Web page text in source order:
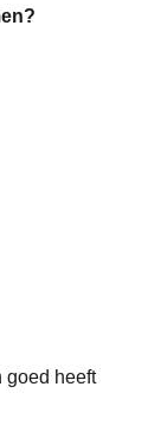
goed heeft